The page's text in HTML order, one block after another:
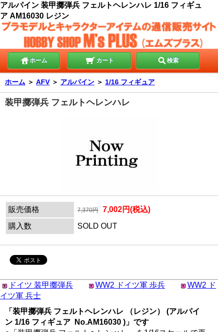
アルパイン 装甲擲弾兵 フェルトヘレンハレ 1/16 フィギュ
ア AM16030 レジン
ホーム カート 検索
ホーム ＞ AFV ＞ アルパイン ＞ 1/16 フィギュア
装甲擲弾兵 フェルトヘレンハレ
販売価格 7,370円
7,002円(税込)
購入数
SOLD OUT
ドイツ 装甲擲弾兵 WW2 ドイツ軍 歩兵
WW2 ド
イツ軍 兵士
「装甲擲弾兵 フェルトヘレンハレ （レジン） (アルパイ
ン 1/16 フィギュア No.AM16030 )」です